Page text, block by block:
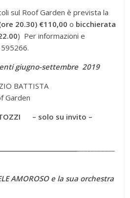
sul Roof Garden è prevista la
20.30) €110,00 o bicchierata
) Per informazioni e
giugno-settembre 2019
BATTISTA
– solo su invito –
e la sua orchestra